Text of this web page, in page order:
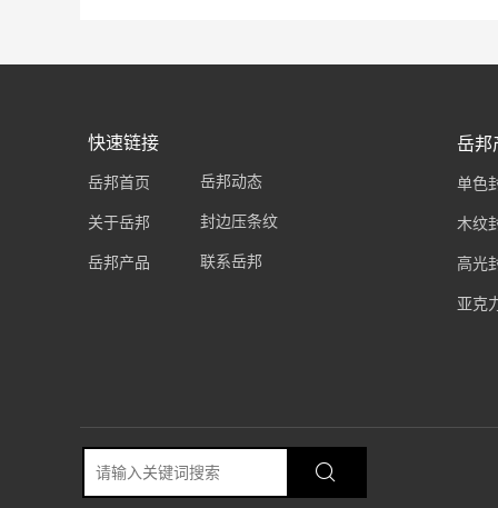
快速链接
岳邦首页
关于岳邦
岳邦产品
岳邦
单色
木纹
高光
亚克
岳邦动态
封边压条纹
联系岳邦